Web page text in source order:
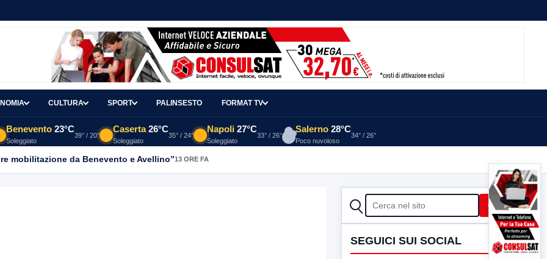
CULTURA SPORT PALINSESTO FORMAT TV
Benevento 23°C
Soleggiato
39° / 20°
Caserta 26°C
Soleggiato
35° / 24°
Napoli 27°C
Soleggiato
33° / 26°
Salerno 28°C
Poco nuvoloso
34° / 26°
mobilitazione da Benevento e Avellino”13 ORE FA
CERCA Cerca
SEGUICI SUI SOCIAL